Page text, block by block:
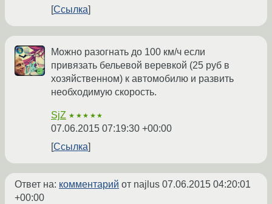
Ссылка
Можно разогнать до 100 км/ч если
привязать бельевой веревкой (25 руб в
хозяйственном) к автомобилю и развить
необходимую скорость.
SjZ ★★★★★
07.06.2015 07:19:30 +00:00
Ссылка
Ответ на: комментарий от najlus 07.06.2015 04:20:01
+00:00